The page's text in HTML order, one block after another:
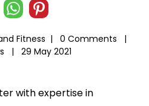
Fitness |
0 Comments |
|
29 May 2021
with expertise in